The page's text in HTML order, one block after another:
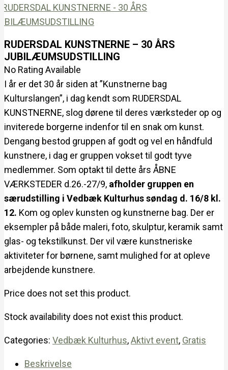
RUDERSDAL KUNSTNERNE – 30 ÅRS
JUBILÆUMSUDSTILLING
No Rating Available
I år er det 30 år siden at ”Kunstnerne bag
Kulturslangen”, i dag kendt som RUDERSDAL
KUNSTNERNE, slog dørene til deres værksteder op og
inviterede borgerne indenfor til en snak om kunst.
Dengang bestod gruppen af godt og vel en håndfuld
kunstnere, i dag er gruppen vokset til godt tyve
medlemmer. Som optakt til dette års ÅBNE
VÆRKSTEDER d.26.-27/9, afholder gruppen en
særudstilling i Vedbæk Kulturhus søndag d. 16/8 kl.
12. Kom og oplev kunsten og kunstnerne bag. Der er
eksempler på både maleri, foto, skulptur, keramik samt
glas- og tekstilkunst. Der vil være kunstneriske
aktiviteter for børnene, samt mulighed for at opleve
arbejdende kunstnere.
Price does not set this product.
Stock availability does not exist this product.
Categories: Vedbæk Kulturhus,Aktivt event, Gratis
Beskrivelse